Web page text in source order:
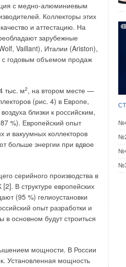
с медно-алюминиевым
Коллекторы этих
и аттестацию. На
зарубежные
Vaillant), Италии (Ariston),
с годовым объемом продаж
тыс. м2, на втором месте —
(рис. 4) в Европе,
близки к российским,
%). Европейский опыт
и вакуумных коллекторов
больше энергии при вдвое
серийного производства в
В структуре европейских
(95 %) гелиоустановки
опыт разработки и
в основном будут строиться
мощности. В России
Установленная мощность
противодымной защиты
отсутствуют.
вентиляции
проблему открывания
сложения. Не имеет
удлинения
до разработки реально
малоэтажных
лифты для перевозки
то необходимы
дымоудаление из
[1], согласно которым
горения при пожаре
помещениях — в нижнюю.
подачу только в